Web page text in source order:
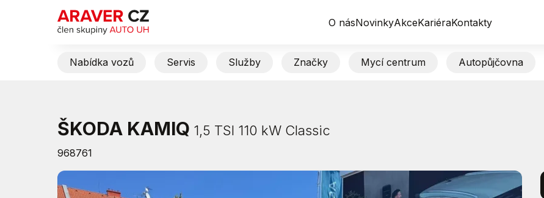
O násNovinkyAkceKariéraKontakty
Nabídka vozů Servis Služby Značky Mycí centrum Autopůjčovna
ŠKODA KAMIQ 1,5 TSI 110 kW Classic
968761